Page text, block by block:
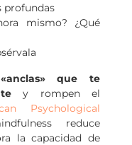
profundas
mismo? ¿Qué
«anclas» que te
y rompen el
Psychological
reduce
la capacidad de